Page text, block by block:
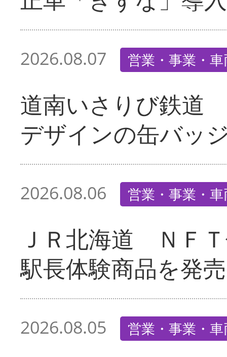
2026.08.07 営業・事業・
道南いさりび鉄道
デザインの缶バッ
2026.08.06 営業・事業・
ＪＲ北海道 ＮＦ
駅長体験商品を発売
2026.08.05 営業・事業・